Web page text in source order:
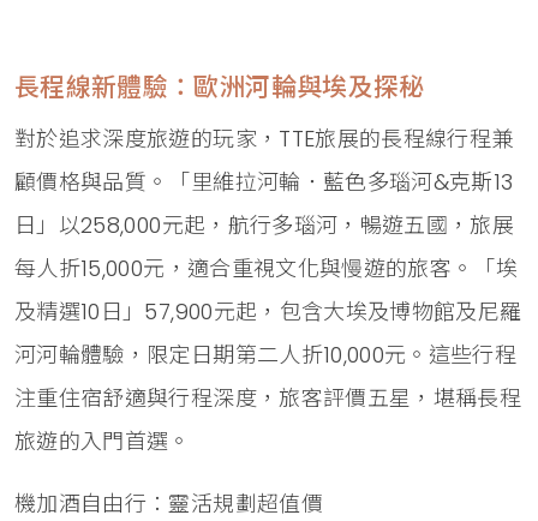
長程線新體驗：歐洲河輪與埃及探秘
對於追求深度旅遊的玩家，TTE旅展的長程線行程兼
顧價格與品質。「里維拉河輪．藍色多瑙河&克斯13
日」以258,000元起，航行多瑙河，暢遊五國，旅展
每人折15,000元，適合重視文化與慢遊的旅客。「埃
及精選10日」57,900元起，包含大埃及博物館及尼羅
河河輪體驗，限定日期第二人折10,000元。這些行程
注重住宿舒適與行程深度，旅客評價五星，堪稱長程
旅遊的入門首選。
機加酒自由行：靈活規劃超值價